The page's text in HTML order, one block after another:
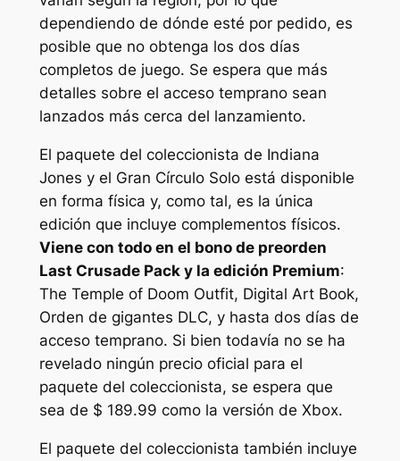
dependiendo de dónde esté por pedido, es
posible que no obtenga los dos días
completos de juego. Se espera que más
detalles sobre el acceso temprano sean
lanzados más cerca del lanzamiento.
El paquete del coleccionista de Indiana
Jones y el Gran CírculoSolo está disponible
en forma física y, como tal, es la única
edición que incluye complementos físicos.
Viene con todo en el bono de preorden
Last Crusade Pack y la edición Premium:
The Temple of Doom Outfit, Digital Art Book,
Orden de gigantes DLC, y hasta dos días de
acceso temprano. Si bien todavía no se ha
revelado ningún precio oficial para el
paquete del coleccionista, se espera que
sea de $ 189.99 como la versión de Xbox.
El paquete del coleccionista también incluye